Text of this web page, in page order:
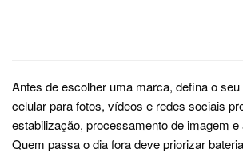
Antes de escolher uma marca, defina o
celular para fotos, vídeos e redes sociais
estabilização, processamento de imagem
Quem passa o dia fora deve priorizar